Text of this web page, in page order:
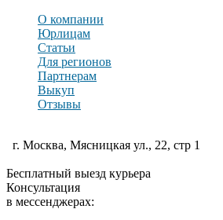
О компании
Юрлицам
Статьи
Для регионов
Партнерам
Выкуп
Отзывы
г. Москва, Мясницкая ул., 22, стр 1
Бесплатный выезд курьера
Консультация
в мессенджерах: